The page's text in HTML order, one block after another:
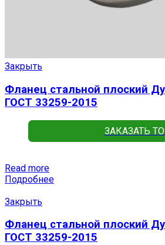
Закрыть
Фланец стальной плоский
ГОСТ 33259-2015
ЗАКАЗАТЬ
Read more
Подробнее
Закрыть
Фланец стальной плоский
ГОСТ 33259-2015